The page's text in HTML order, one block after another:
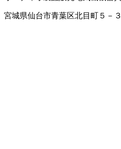
宮城県仙台市青葉区北目町５－３